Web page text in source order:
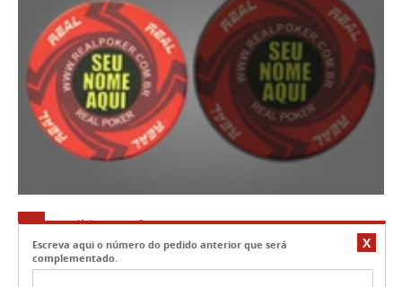
03
Pedido Anterior
Escreva o número do pedido anterior que será
complementado.
X
Escreva aqui o número do pedido anterior que será
complementado.